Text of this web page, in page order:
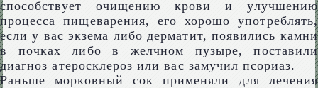
способствует очищению крови и улучшению
процесса пищеварения, его хорошо употреблять,
если у вас экзема либо дерматит, появились камни
в почках либо в желчном пузыре, поставили
диагноз атеросклероз или вас замучил псориаз.
Раньше морковный сок применяли для лечения